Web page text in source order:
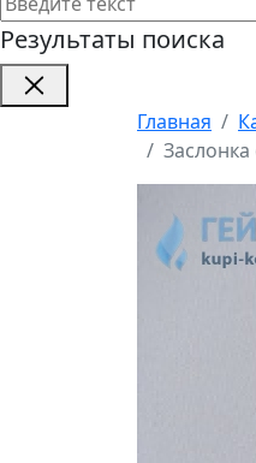
Результаты поиска
Главная